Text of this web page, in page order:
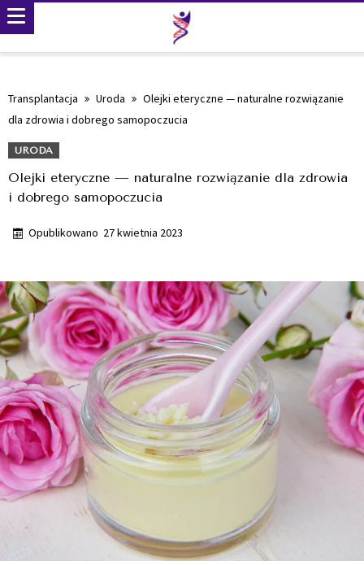
Transplantacja Uroda
Olejki eteryczne — naturalne rozwiązanie
dla zdrowia i dobrego samopoczucia
URODA
Olejki eteryczne — naturalne rozwiązanie dla zdrowia
i dobrego samopoczucia
Opublikowano 27 kwietnia 2023